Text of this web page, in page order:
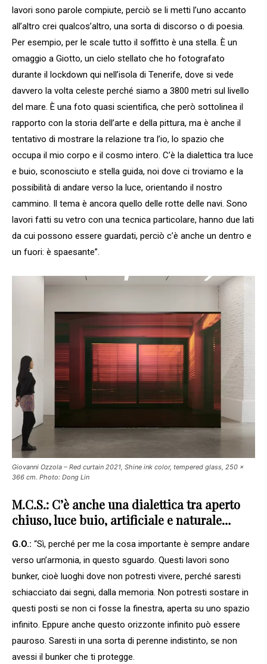
lavori sono parole compiute, perciò se li metti l’uno accanto
all’altro crei qualcos’altro, una sorta di discorso o di poesia.
Per esempio, per le scale tutto il soffitto è una stella. È un
omaggio a Giotto, un cielo stellato che ho fotografato
durante il lockdown qui nell’isola di Tenerife, dove si vede
davvero la volta celeste perché siamo a 3800 metri sul livello
del mare. È una foto quasi scientifica, che però sottolinea il
rapporto con la storia dell’arte e della pittura, ma è anche il
tentativo di mostrare la relazione tra l’io, lo spazio che
occupa il mio corpo e il cosmo intero. C’è la dialettica tra luce
e buio, sconosciuto e stella guida, noi dove ci troviamo e la
possibilità di andare verso la luce, orientando il nostro
cammino. Il tema è ancora quello delle rotte delle navi. Sono
lavori fatti su vetro con una tecnica particolare, hanno due lati
da cui possono essere guardati, perciò c’è anche un dentro e
un fuori: è spaesante”.
Giovanni Ozzola – Red curtain 2021, Shine ink color, tempered glass, 250 x
366 cm. Photo: Dong Lin
M.C.S.: C’è anche una dialettica tra aperto
chiuso, luce buio, artificiale e naturale…
G.O.: “Sì, perché per me la cosa importante è sempre andare
verso un’armonia, in questo sguardo. Questi lavori sono
bunker, cioè luoghi dove non potresti vivere, perché saresti
schiacciato dai segni, dalla memoria. Non potresti sostare in
questi posti se non ci fosse la finestra, aperta su uno spazio
infinito. Eppure anche questo orizzonte infinito può essere
pauroso. Saresti in una sorta di perenne indistinto, se non
avessi il bunker che ti protegge.